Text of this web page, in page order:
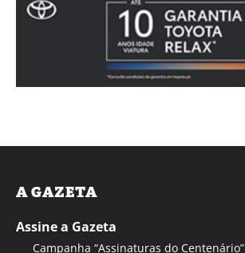
A GAZETA
Assine a Gazeta
Campanha “Assinaturas do Centenário”